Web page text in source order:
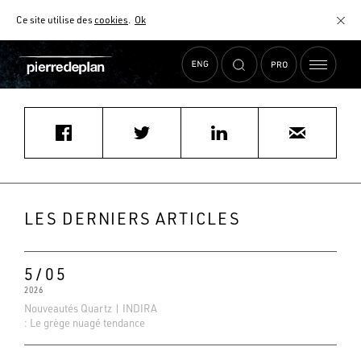
Ce site utilise descookies. Ok
AIDE AU CHOIX
Accueil Actualités SCHMIDT NEUILLY SUR SEINE
LES DERNIERS ARTICLES
5/05
2026
Nouveautés Quartz | INDIRA
: Le grège nuagé tendance